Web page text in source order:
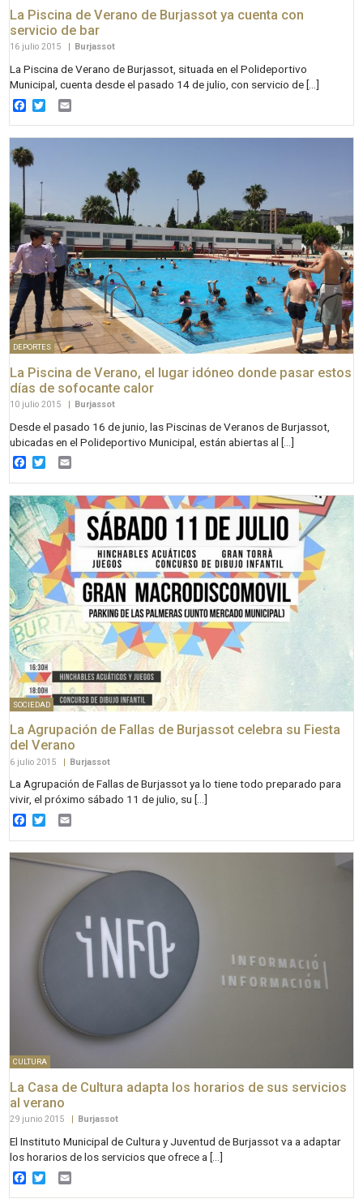
La Piscina de Verano de Burjassot ya cuenta con
servicio de bar
16 julio 2015 Burjassot
La Piscina de Verano de Burjassot, situada en el Polideportivo
Municipal, cuenta desde el pasado 14 de julio, con servicio de […]
Facebook
Twitter
DEPORTES
La Piscina de Verano, el lugar idóneo donde pasar estos
días de sofocante calor
10 julio 2015 | Burjassot
Desde el pasado 16 de junio, las Piscinas de Veranos de Burjassot,
ubicadas en el Polideportivo Municipal, están abiertas al […]
Facebook
Twitter
SOCIEDAD
La Agrupación de Fallas de Burjassot celebra su Fiesta
del Verano
6 julio 2015 | Burjassot
La Agrupación de Fallas de Burjassot ya lo tiene todo preparado para
vivir, el próximo sábado 11 de julio, su […]
Facebook
Twitter
CULTURA
La Casa de Cultura adapta los horarios de sus servicios
al verano
29 junio 2015 Burjassot
El Instituto Municipal de Cultura y Juventud de Burjassot va a adaptar
los horarios de los servicios que ofrece a […]
Facebook
Twitter